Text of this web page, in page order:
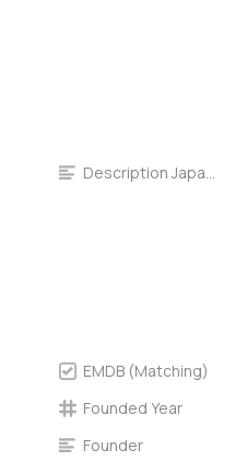
Description Japanese
EMDB (Matching)
Founded Year
Founder